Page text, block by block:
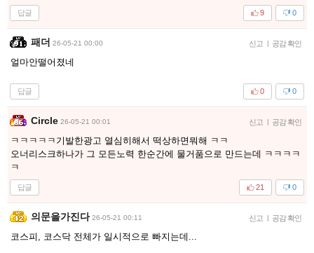
답글 0
9
패더 26-05-21 00:00 신고 | 공감 확인
얼마안떨어졌네
답글 0
0
Circle 26-05-21 00:01 신고 | 공감 확인
ㅋㅋㅋㅋㅋ기발한광고 열심히해서 떡상하면뭐해 ㅋㅋ
오너리스크하나가 그 모든노력 한순간에 물거품으로 만드는데 ㅋㅋㅋㅋ
ㅋ
답글 0
21
의문을가진다 26-05-21 00:11 신고 | 공감 확인
코스피, 코스닥 전체가 일시적으로 빠지는데...